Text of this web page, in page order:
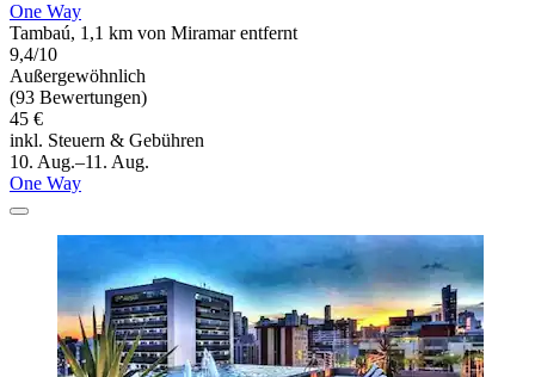
One Way
Tambaú, 1,1 km von Miramar entfernt
9,4/10
Außergewöhnlich
(93 Bewertungen)
45 €
inkl. Steuern & Gebühren
10. Aug.–11. Aug.
One Way